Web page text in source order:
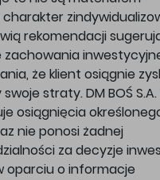
rekomendacji
zachowania
że klient osiągnie
straty. DM BOŚ
osiągnięcia
nie ponosi żadnej
za decyzje
oparciu o informacje